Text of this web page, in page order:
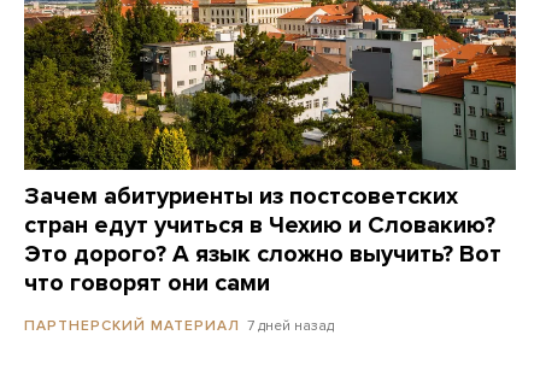
Зачем абитуриенты из постсоветских
стран едут учиться в Чехию и Словакию?
Это дорого? А язык сложно выучить? Вот
что говорят они сами
ПАРТНЕРСКИЙ МАТЕРИАЛ 7 дней назад